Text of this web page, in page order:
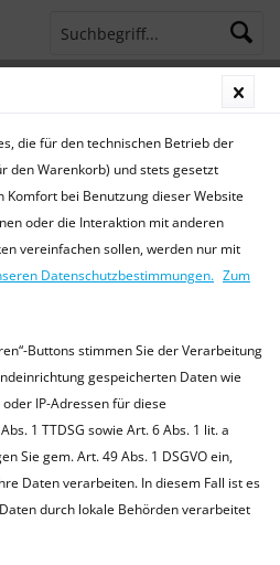
Service Hotline 04421 773770
Praxis und Tiermedizin. oder
»
die für den technischen Betrieb der
den Warenkorb) und stets gesetzt
Komfort bei Benutzung dieser Website
oder die Interaktion mit anderen
vereinfachen sollen, werden nur mit
Datenschutzbestimmungen. Zum
Buttons stimmen Sie der Verarbeitung
gespeicherten Daten wie
IP-Adressen für diese
1 TTDSG sowie Art. 6 Abs. 1 lit. a
Sie gem. Art. 49 Abs. 1 DSGVO ein,
Daten verarbeiten. In diesem Fall ist es
durch lokale Behörden verarbeitet